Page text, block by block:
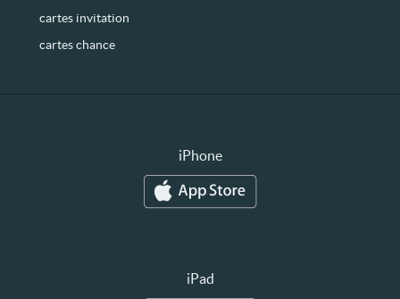
cartes invitation
cartes chance
iPhone
iPad